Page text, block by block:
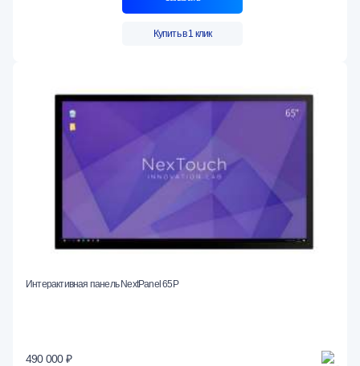
Купить в 1 клик
Интерактивная панель NextPanel 65P
490 000 ₽